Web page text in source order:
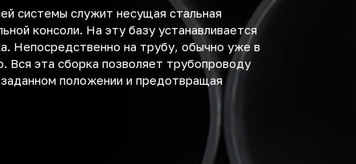
системы служит несущая стальная
консоли. На эту базу устанавливается
Непосредственно на трубу, обычно уже в
Вся эта сборка позволяет трубопроводу
положении и предотвращая